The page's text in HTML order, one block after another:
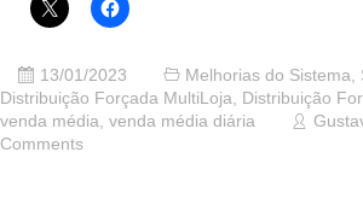
13/01/2023 Melhorias do Sistema,
Distribuição Forçada MultiLoja, Distribuição
venda média, venda média diária
Comments